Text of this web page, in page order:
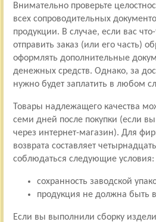
Внимательно проверьте
всех сопроводительных
продукции. В случае, если вас
отправить заказ (или его часть)
оформлять дополнительные
денежных средств. Однако, за
нужно будет заплатить в любом
Товары надлежащего качества
семи дней после покупки (если
через интернет-магазин). Для
возврата составляет
соблюдаться следующие условия:
сохранность заводской
продукция не должна быть
Если вы выполнили сборку